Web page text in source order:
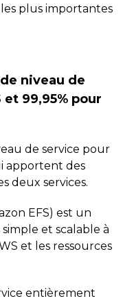
plus importantes
niveau de
et 99,95% pour
de service pour
apportent des
deux services.
EFS) est un
et scalable à
et les ressources
entièrement